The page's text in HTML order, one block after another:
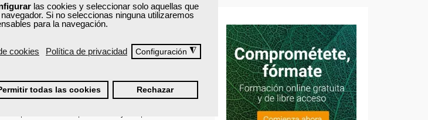
las cookies y seleccionar solo aquellas que
Si no seleccionas ninguna utilizaremos
para la navegación.
cookies Política de privacidad Configuración ◮
todas las cookies Rechazar
empresa de transportes de viajeros.
empresas de Transporte de Viajeros por carretera.